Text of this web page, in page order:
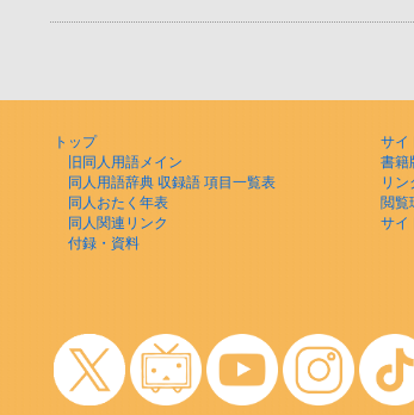
トップ
旧同人用語メイン
同人用語辞典 収録語 項目一覧表
同人おたく年表
同人関連リンク
付録・資料
サイ
書籍
リン
閲覧
サイ